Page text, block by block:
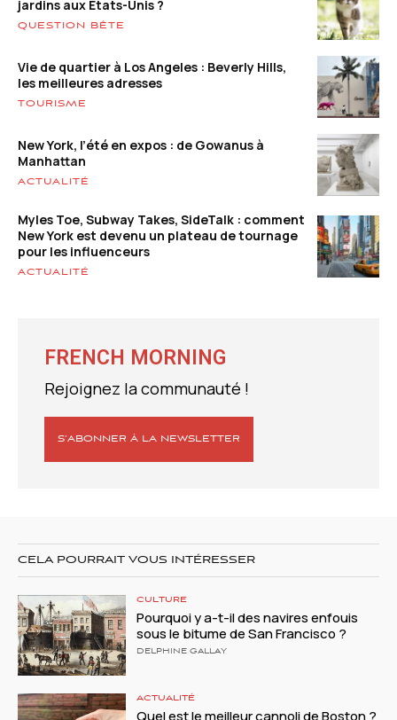
jardins aux États-Unis ?
QUESTION BÊTE
Vie de quartier à Los Angeles : Beverly Hills,
les meilleures adresses
TOURISME
New York, l’été en expos : de Gowanus à
Manhattan
ACTUALITÉ
Myles Toe, Subway Takes, SideTalk : comment
New York est devenu un plateau de tournage
pour les influenceurs
ACTUALITÉ
FRENCH MORNING
Rejoignez la communauté !
S’ABONNER À LA NEWSLETTER
CELA POURRAIT VOUS INTÉRESSER
CULTURE
Pourquoi y a-t-il des navires enfouis
sous le bitume de San Francisco ?
DELPHINE GALLAY
ACTUALITÉ